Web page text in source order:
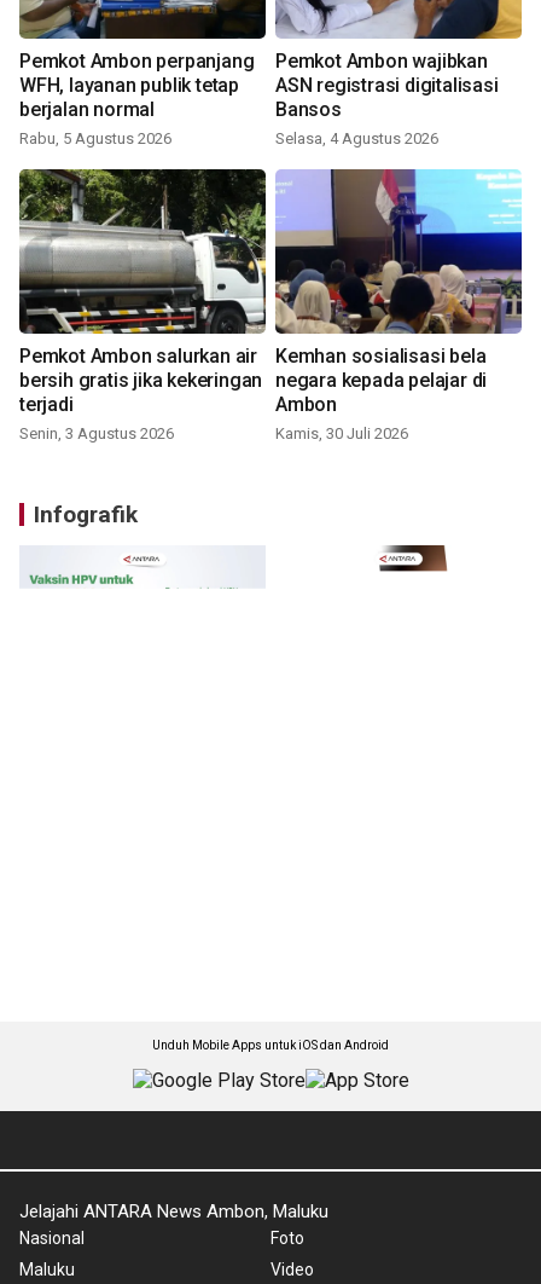
Pemkot Ambon perpanjang
WFH, layanan publik tetap
berjalan normal
Rabu, 5 Agustus 2026
Pemkot Ambon wajibkan
ASN registrasi digitalisasi
Bansos
Selasa, 4 Agustus 2026
Pemkot Ambon salurkan air
bersih gratis jika kekeringan
terjadi
Senin, 3 Agustus 2026
Kemhan sosialisasi bela
negara kepada pelajar di
Ambon
Kamis, 30 Juli 2026
Infografik
Unduh Mobile Apps untuk iOS dan Android
Jelajahi ANTARA News Ambon, Maluku
Nasional
Maluku
Foto
Video